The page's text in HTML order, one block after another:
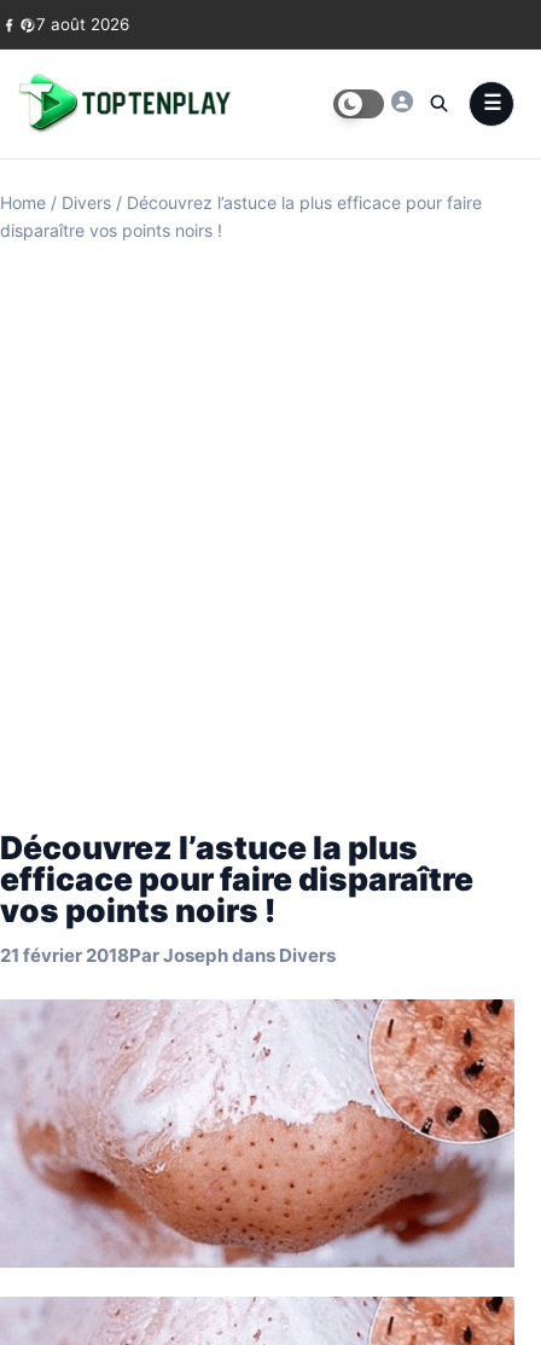
Skip to content
7 août 2026
Home / Divers / Découvrez l’astuce la plus efficace pour faire
disparaître vos points noirs !
Découvrez l’astuce la plus
efficace pour faire disparaître
vos points noirs !
21 février 2018ParJosephdans Divers